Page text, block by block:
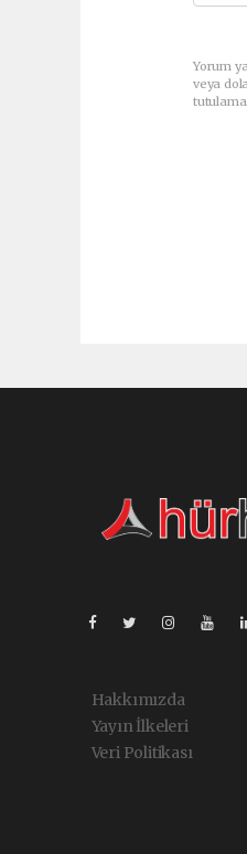
Yorum
veya
Hakkımızda
Yayın İlkeleri
Veri Politikası